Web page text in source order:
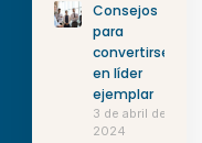
Consejos
para
convertirse
en líder
ejemplar
3 de abril de
2024